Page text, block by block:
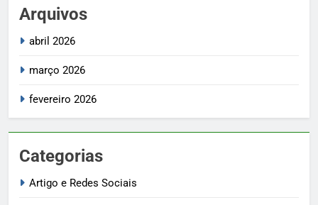
Arquivos
abril 2026
março 2026
fevereiro 2026
Categorias
Artigo e Redes Sociais